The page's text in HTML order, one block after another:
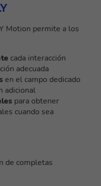
Motion permite a los
cada interacción
adecuada
en el campo dedicado
adicional
para obtener
cuando sea
de completas